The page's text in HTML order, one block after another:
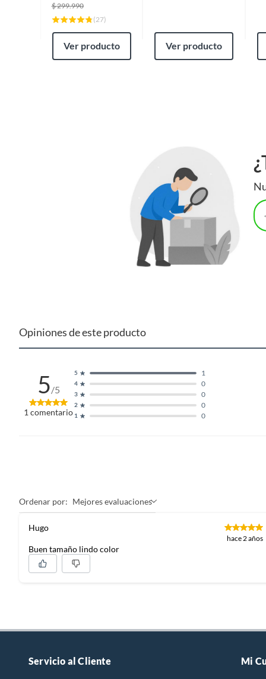
Garantía
$299.990
(27)
Ver producto Ver producto
Opiniones de este producto
5/5
1 comentario 1 0
2 0
3 0
4 0
5 1
Ordenar por: Mejores evaluaciones
Hugo
hace 2 años
Buen tamaño lindo color
Servicio al Cliente Mi